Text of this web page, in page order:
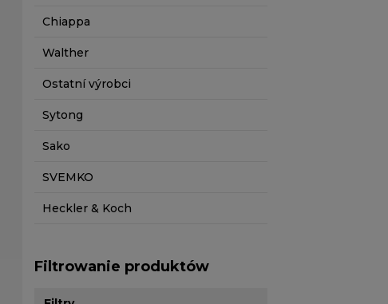
Chiappa
Walther
Ostatní výrobci
Sytong
Sako
SVEMKO
Heckler & Koch
Filtrowanie produktów